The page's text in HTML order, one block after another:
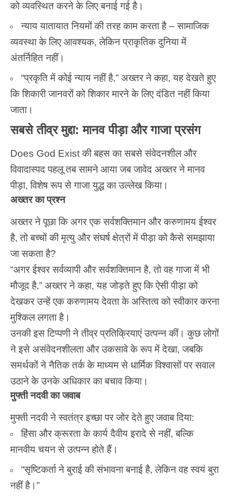
को व्यवस्थित करने के लिए बनाई गई है।
न्याय यातायात नियमों की तरह काम करता है – सामाजिक
व्यवस्था के लिए आवश्यक, लेकिन प्राकृतिक दुनिया में
अंतर्निहित नहीं।
“प्रकृति में कोई न्याय नहीं है,” अख्तर ने कहा, यह देखते हुए
कि शिकारी जानवरों को शिकार मारने के लिए दंडित नहीं किया
जाता।
सबसे तीव्र मुद्दा: मानव पीड़ा और गाजा प्रसंग
Does God Exist की बहस का सबसे संवेदनशील और
विवादास्पद पहलू तब सामने आया जब जावेद अख्तर ने मानव
पीड़ा, विशेष रूप से गाजा युद्ध का उल्लेख किया।
अख्तर का प्रश्न
अख्तर ने पूछा कि अगर एक सर्वशक्तिमान और करुणामय ईश्वर
है, तो बच्चों की मृत्यु और संघर्ष क्षेत्रों में पीड़ा को कैसे समझाया
जा सकता है?
“अगर ईश्वर सर्वव्यापी और सर्वशक्तिमान है, तो वह गाजा में भी
मौजूद है,” अख्तर ने कहा, यह जोड़ते हुए कि ऐसी पीड़ा को
देखकर उन्हें एक करुणामय देवता के अस्तित्व को स्वीकार करना
मुश्किल लगता है।
उनकी इस टिप्पणी ने तीव्र प्रतिक्रियाएं उत्पन्न कीं। कुछ लोगों
ने इसे असंवेदनशीलता और उकसावे के रूप में देखा, जबकि
समर्थकों ने नैतिक तर्क के माध्यम से धार्मिक विश्वासों पर सवाल
उठाने के उनके अधिकार का बचाव किया।
मुफ्ती नदवी का जवाब
मुफ्ती नदवी ने स्वतंत्र इच्छा पर जोर देते हुए जवाब दिया:
हिंसा और क्रूरता के कार्य दैवीय इरादे से नहीं, बल्कि
मानवीय चयन से उत्पन्न होते हैं।
“सृष्टिकर्ता ने बुराई की संभावना बनाई है, लेकिन वह स्वयं बुरा
नहीं है।”